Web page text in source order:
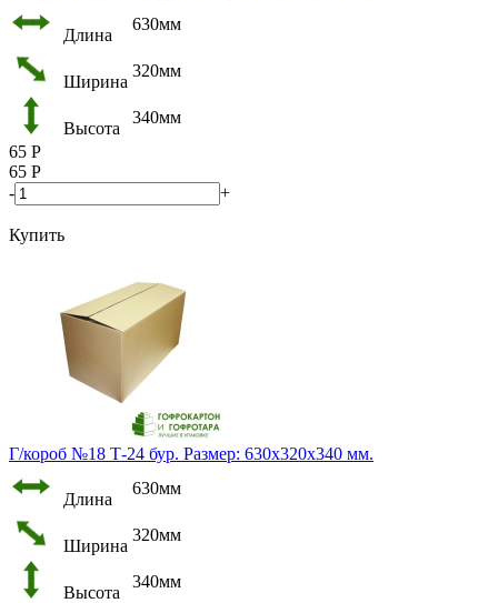
Длина
630мм
Ширина
320мм
Высота
340мм
65 Р
65 Р
-
+
Купить
Г/короб №18 Т-24 бур. Размер: 630х320х340 мм.
Длина
630мм
Ширина
320мм
Высота
340мм